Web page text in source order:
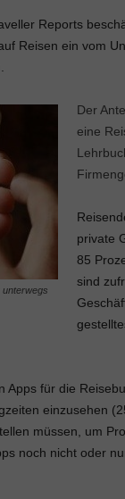
Reports
Reisen ein vom
unterwegs
Der
eine
private
85
sind
Apps für die
einzusehen
müssen, um
noch nicht oder